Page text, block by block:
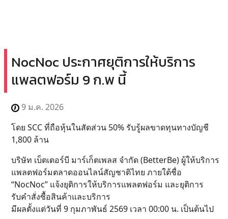
NocNoc ประกาศยุติการให้บริการ
แพลตฟอร์ม 9 ก.พ นี้
9 ม.ค. 2026
โดย SCC ที่ถือหุ้นในสัดส่วน 50% รับรู้ผลขาดทุนทางบัญชี
1,800 ล้าน
บริษัท เบ็ตเตอร์บี มาร์เก็ตเพลส จำกัด (BetterBe) ผู้ให้บริการ
แพลตฟอร์มตลาดออนไลน์สัญชาติไทย ภายใต้ชื่อ
“NocNoc” แจ้งยุติการให้บริการแพลตฟอร์ม และยุติการ
รับคำสั่งซื้อสินค้าและบริการ
มีผลตั้งแต่วันที่ 9 กุมภาพันธ์ 2569 เวลา 00:00 น. เป็นต้นไป